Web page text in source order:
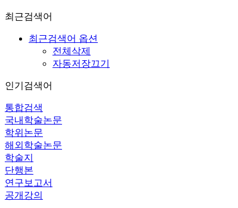
최근검색어
최근검색어 옵션
전체삭제
자동저장끄기
인기검색어
통합검색
국내학술논문
학위논문
해외학술논문
학술지
단행본
연구보고서
공개강의